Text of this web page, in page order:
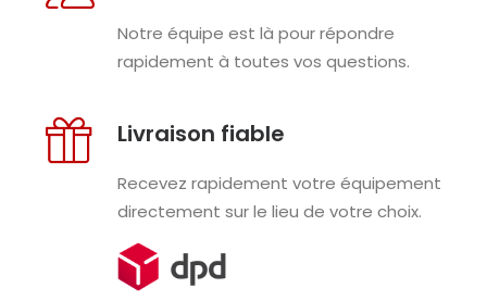
Notre équipe est là pour répondre
rapidement à toutes vos questions.
Livraison fiable
Recevez rapidement votre équipement
directement sur le lieu de votre choix.